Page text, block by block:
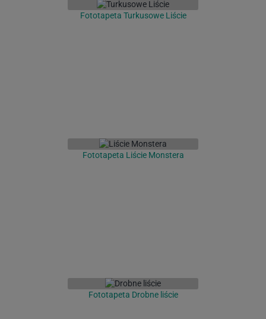
Fototapeta Turkusowe Liście
Fototapeta Liście Monstera
Fototapeta Drobne liście